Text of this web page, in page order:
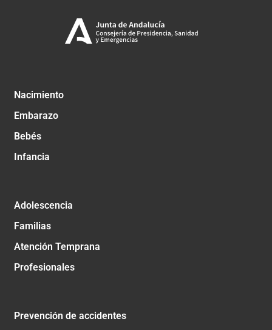
Nacimiento
Embarazo
Bebés
Infancia
Adolescencia
Familias
Atención Temprana
Profesionales
Prevención de accidentes